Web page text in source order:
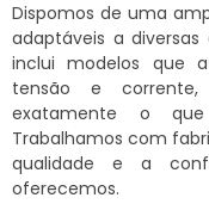
Dispomos de uma
adaptáveis a diversas
inclui modelos que
tensão e
exatamente o
Trabalhamos com
qualidade e a
oferecemos.